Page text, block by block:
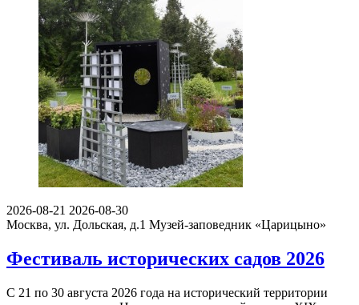
Пожалуйста, оставьте подробный отзыв или комментарий,
чтобы другим людям было проще принять решение по поводу
посещения! Расскажите о том, что стоит знать тем, кто только
планирует посещение.
Поделитесь с своими впечатлениями от посещения. Напишите
о том, что вам понравилось, а что нет, что запомнилось, что
показалось интересным или необычным. Если вы ходили с
детьми, расскажите об их впечатлениях.
Будьте корректны, и соблюдайте правила приличия.
Смотрите также события